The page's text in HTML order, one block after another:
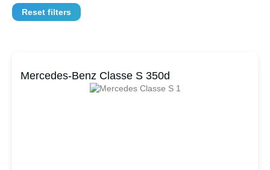
Reset filters
Mercedes-Benz Classe S 350d